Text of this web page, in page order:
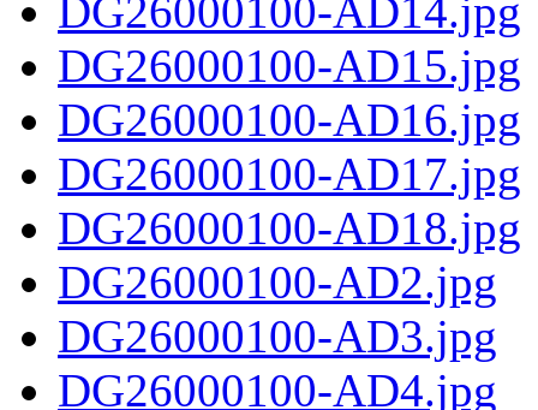
DG26000100-AD14.jpg
DG26000100-AD15.jpg
DG26000100-AD16.jpg
DG26000100-AD17.jpg
DG26000100-AD18.jpg
DG26000100-AD2.jpg
DG26000100-AD3.jpg
DG26000100-AD4.jpg